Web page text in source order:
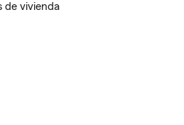
de vivienda